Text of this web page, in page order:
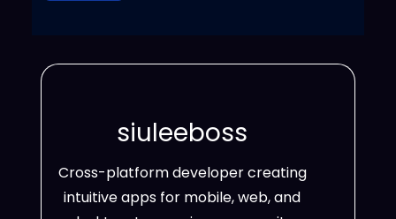
siuleeboss
Cross-platform developer creating
intuitive apps for mobile, web, and